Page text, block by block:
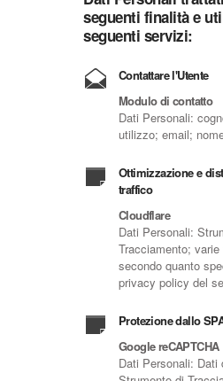
seguenti finalità e
seguenti servizi:
Contattare l'Utente
Modulo di contatto
Dati Personali:
utilizzo; email;
Ottimizzazione e
traffico
Cloudflare
Dati Personali:
Tracciamento;
secondo quanto
privacy policy del
Protezione dallo
Google reCAPTCHA
Dati Personali: Dati